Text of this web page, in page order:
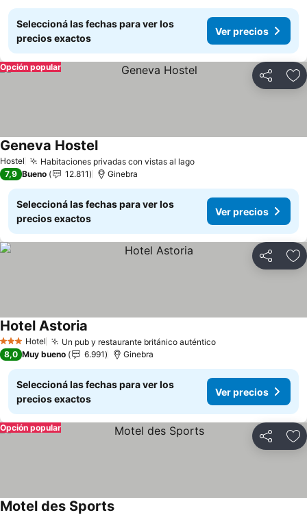
Seleccioná las fechas para ver los
precios exactos
Ver precios
Compartir
Opción popular
Hostel Habitaciones privadas con vistas al lago
Geneva Hostel
7,9 Bueno 12.811 Ginebra
Seleccioná las fechas para ver los
precios exactos
Ver precios
Compartir
3 Estrellas
Hotel Un pub y restaurante británico auténtico
Hotel Astoria
8,0 Muy bueno 6.991 Ginebra
Seleccioná las fechas para ver los
precios exactos
Ver precios
Compartir
Opción popular
Motel des Sports